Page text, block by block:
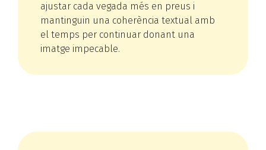
ajustar cada vegada més en preus i
mantinguin una coherència textual amb
el temps per continuar donant una
imatge impecable.